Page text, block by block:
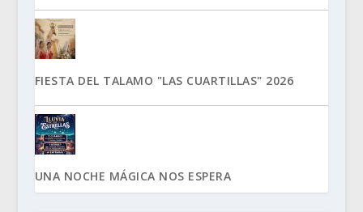
FIESTA DEL TALAMO "LAS CUARTILLAS" 2026
UNA NOCHE MÁGICA NOS ESPERA